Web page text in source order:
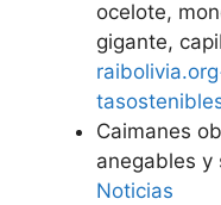
ocelote,
gigante,
Caimanes
anegables y
Noticias